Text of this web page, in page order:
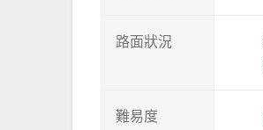
路面狀況
難易度